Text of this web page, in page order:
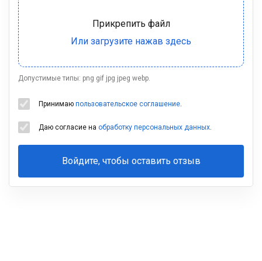
Допустимые типы: png gif jpg jpeg webp.
Принимаю пользовательское соглашение.
Даю согласие на обработку персональных данных.
Войдите, чтобы оставить отзыв
Ваша